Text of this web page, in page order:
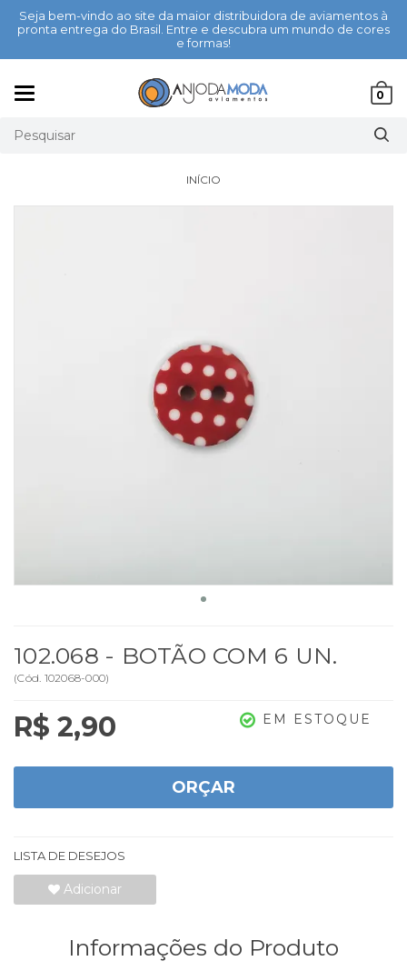
Seja bem-vindo ao site da maior distribuidora de aviamentos à
pronta entrega do Brasil. Entre e descubra um mundo de cores
e formas!
0
INÍCIO
102.068 - BOTÃO COM 6 UN.
(Cód. 102068-000)
R$ 2,90 EM ESTOQUE
ORÇAR
LISTA DE DESEJOS
Adicionar
Informações do Produto